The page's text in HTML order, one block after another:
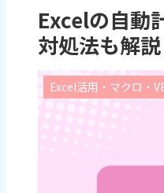
Excelの自動
対処法も解説
Excel活用・マクロ・